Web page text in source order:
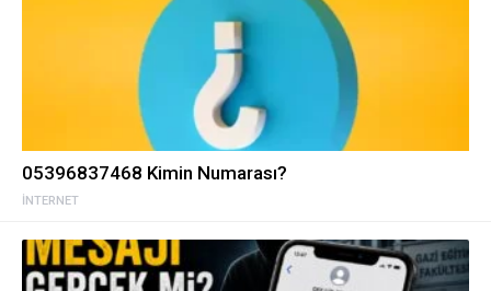
İNTERNET
05396837468 Kimin Numarası?